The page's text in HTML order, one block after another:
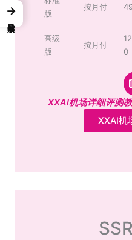
版
按月付
高级
版
按月付
0
XXAI机场详细评测
XXAI机
→